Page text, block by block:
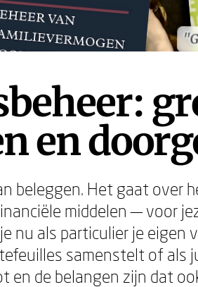
en
beleggen. Het gaat over
middelen — voor
nu als particulier je eigen
samenstelt of als
en de belangen zijn dat